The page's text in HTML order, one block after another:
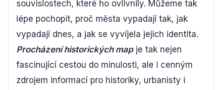
souvislostech, které ho ovlivnily. Můžeme tak
lépe pochopit, proč města vypadají tak, jak
vypadají dnes, a jak se vyvíjela jejich identita.
Procházení historických mapje tak nejen
fascinující cestou do minulosti, ale i cenným
zdrojem informací pro historiky, urbanisty i